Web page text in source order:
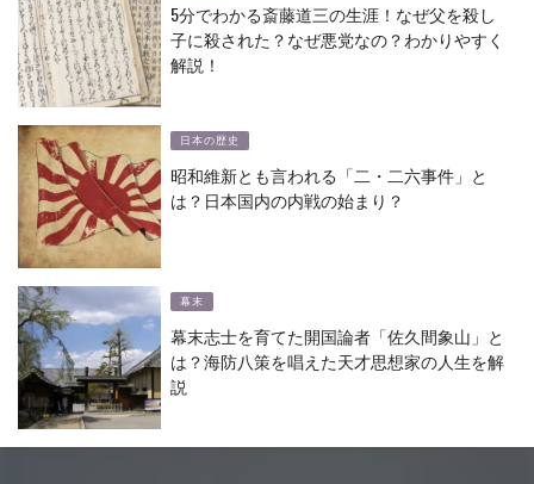
5分でわかる斎藤道三の生涯！なぜ父を殺し
子に殺された？なぜ悪党なの？わかりやすく
解説！
日本の歴史
昭和維新とも言われる「二・二六事件」と
は？日本国内の内戦の始まり？
幕末
幕末志士を育てた開国論者「佐久間象山」と
は？海防八策を唱えた天才思想家の人生を解
説